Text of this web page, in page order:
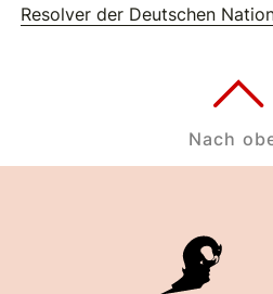
Resolver der Deutschen
Nach